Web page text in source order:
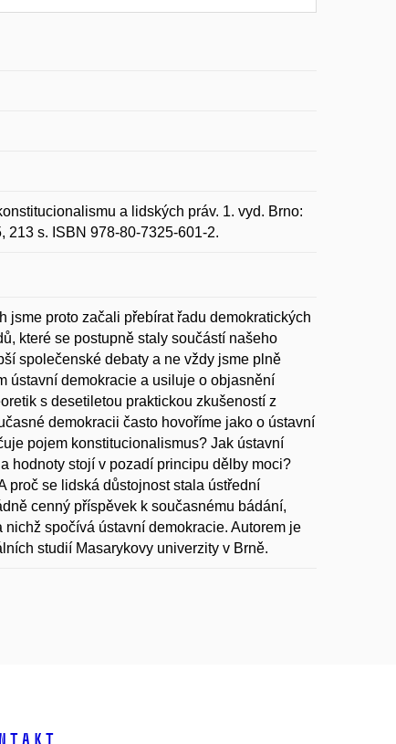
a lidských práv. 1. vyd. Brno:
213 s. ISBN 978-80-7325-601-2.
proto začali přebírat řadu demokratických
které se postupně staly součástí našeho
společenské debaty a ne vždy jsme plně
ústavní demokracie a usiluje o objasnění
s desetiletou praktickou zkušeností z
demokracii často hovoříme jako o ústavní
pojem konstitucionalismus? Jak ústavní
hodnoty stojí v pozadí principu dělby moci?
proč se lidská důstojnost stala ústřední
cenný příspěvek k současnému bádání,
spočívá ústavní demokracie. Autorem je
studií Masarykovy univerzity v Brně.